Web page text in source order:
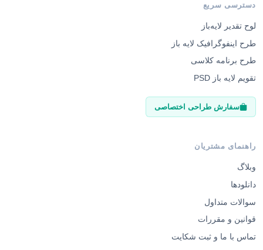
دسترسی سریع
لوح تقدیر لایه‌باز
طرح اینفوگرافیک لایه باز
طرح برنامه کلاسی
تقویم لایه باز PSD
سفارش طراحی اختصاصی
راهنمای مشتریان
وبلاگ
دانلودها
سوالات متداول
قوانین و مقررات
تماس با ما و ثبت شکایت